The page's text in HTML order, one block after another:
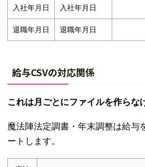
入社年月日 入社年月日
退職年月日 退職年月日
給与CSVの対応関係
これは月ごとにファイルを作らな
魔法陣法定調書・年末調整は給与
ートします。